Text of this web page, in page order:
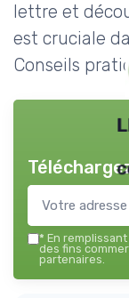
lettre et
est cruciale
Conseils
* En
des fins
partenaires.